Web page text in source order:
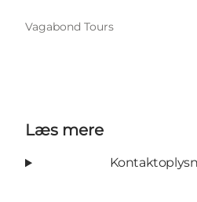
Vagabond Tours
Læs mere